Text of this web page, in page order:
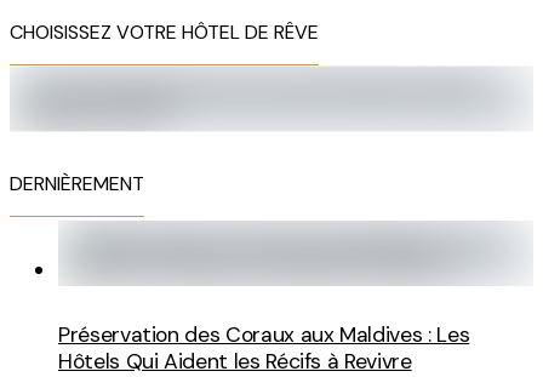
CHOISISSEZ VOTRE HÔTEL DE RÊVE
DERNIÈREMENT
Préservation des Coraux aux Maldives : Les
Hôtels Qui Aident les Récifs à Revivre